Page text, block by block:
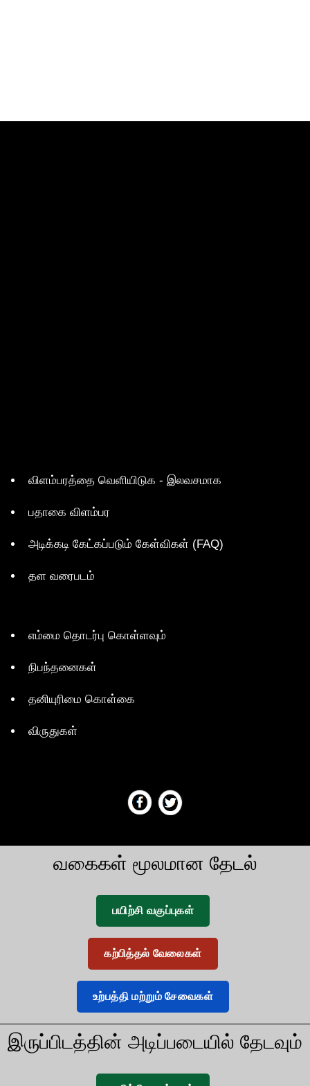
விளம்பரத்தை வெளியிடுக - இலவசமாக
பதாகை விளம்பர
அடிக்கடி கேட்கப்படும் கேள்விகள் (FAQ)
தள வரைபடம்
எம்மை தொடர்பு கொள்ளவும்
நிபந்தனைகள்
தனியுரிமை கொள்கை
விருதுகள்
வகைகள் மூலமான தேடல்
பயிற்சி வகுப்புகள்
கற்பித்தல் வேலைகள்
உற்பத்தி மற்றும் சேவைகள்
இருப்பிடத்தின் அடிப்படையில் தேடவும்